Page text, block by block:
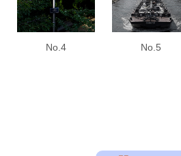
No.4 No.5